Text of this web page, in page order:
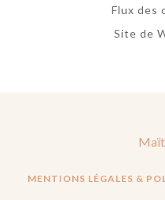
Flux des
Site de
MENTIONS LÉGALES &